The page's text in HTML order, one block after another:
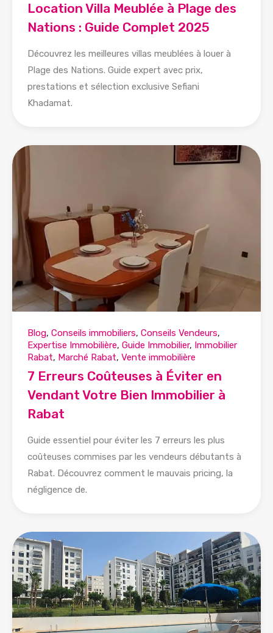
Location Villa Meublée à Plage des
Nations : Guide Complet 2025
Découvrez les meilleures villas meublées à louer à
Plage des Nations. Guide expert avec prix,
prestations et sélection exclusive Sefiani
Khadamat.
Blog, Conseils immobiliers, Conseils Vendeurs,
Expertise Immobilière, Guide Immobilier, Immobilier
Rabat, Marché Rabat, Vente immobilière
7 Erreurs Coûteuses à Éviter en
Vendant Votre Bien Immobilier à
Rabat
Guide essentiel pour éviter les 7 erreurs les plus
coûteuses commises par les vendeurs débutants à
Rabat. Découvrez comment le mauvais pricing, la
négligence de.